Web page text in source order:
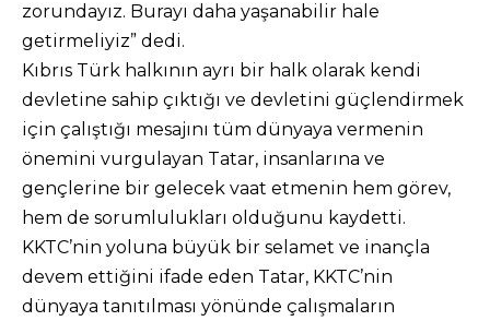
zorundayız. Burayı daha yaşanabilir hale
getirmeliyiz” dedi.
Kıbrıs Türk halkının ayrı bir halk olarak kendi
devletine sahip çıktığı ve devletini güçlendirmek
için çalıştığı mesajını tüm dünyaya vermenin
önemini vurgulayan Tatar, insanlarına ve
gençlerine bir gelecek vaat etmenin hem görev,
hem de sorumlulukları olduğunu kaydetti.
KKTC’nin yoluna büyük bir selamet ve inançla
devem ettiğini ifade eden Tatar, KKTC’nin
dünyaya tanıtılması yönünde çalışmaların